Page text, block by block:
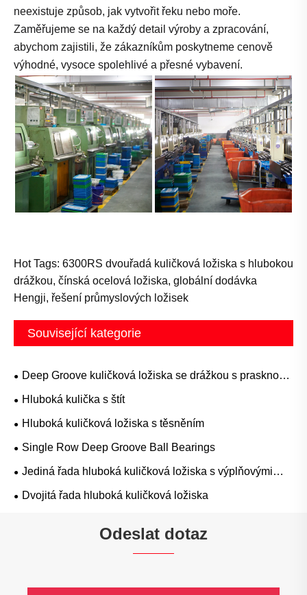
neexistuje způsob, jak vytvořit řeku nebo moře.
Zaměřujeme se na každý detail výroby a zpracování,
abychom zajistili, že zákazníkům poskytneme cenově
výhodné, vysoce spolehlivé a přesné vybavení.
Hot Tags: 6300RS dvouřadá kuličková ložiska s hlubokou
drážkou, čínská ocelová ložiska, globální dodávka
Hengji, řešení průmyslových ložisek
Související kategorie
Deep Groove kuličková ložiska se drážkou s prasknou
prstenem
Hluboká kulička s štít
Hluboká kuličková ložiska s těsněním
Single Row Deep Groove Ball Bearings
Jediná řada hluboká kuličková ložiska s výplňovými
sloty
Dvojitá řada hluboká kuličková ložiska
Odeslat dotaz